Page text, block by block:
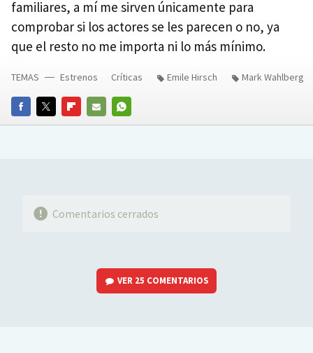
familiares, a mí me sirven únicamente para
comprobar si los actores se les parecen o no, ya
que el resto no me importa ni lo más mínimo.
FACEBOOKTWITTERFLIPBOARD
E-
WHATSAPP
TEMAS Estrenos Críticas Emile Hirsch Mark Wahlberg
Comentarios cerrados
VER 25 COMENTARIOS